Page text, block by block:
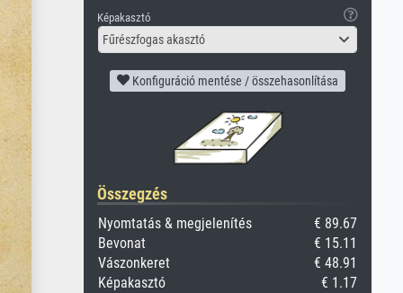
Képakasztó
Fűrészfogas akasztó
Konfiguráció mentése / összehasonlítása
Összegzés
Nyomtatás & megjelenítés
€ 89.67
Bevonat
€ 15.11
Vászonkeret
€ 48.91
Képakasztó
€ 1.17